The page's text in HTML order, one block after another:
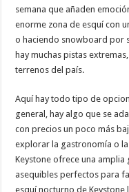
semana que añaden
enorme zona de esquí con
o haciendo snowboard por
hay muchas pistas
terrenos del país.
Aquí hay todo tipo de
general, hay algo que se
con precios un poco más
explorar la gastronomía o
Keystone ofrece una
asequibles perfectos para
esquí nocturno de